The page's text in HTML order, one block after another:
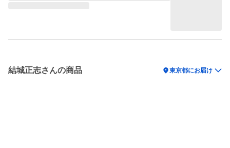
結城正志さんの商品 location_on東京都にお届け